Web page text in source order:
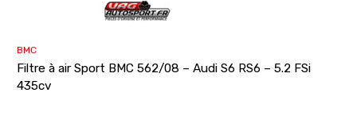
BMC
Filtre à air Sport BMC 562/08 – Audi S6 RS6 – 5.2 FSi
435cv